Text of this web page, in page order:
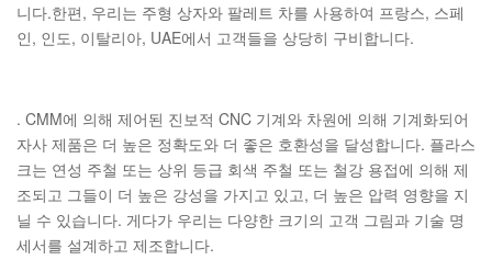
니다.한편, 우리는 주형 상자와 팔레트 차를 사용하여 프랑스, 스페
인, 인도, 이탈리아, UAE에서 고객들을 상당히 구비합니다.
. CMM에 의해 제어된 진보적 CNC 기계와 차원에 의해 기계화되어
자사 제품은 더 높은 정확도와 더 좋은 호환성을 달성합니다. 플라스
크는 연성 주철 또는 상위 등급 회색 주철 또는 철강 용접에 의해 제
조되고 그들이 더 높은 강성을 가지고 있고, 더 높은 압력 영향을 지
닐 수 있습니다. 게다가 우리는 다양한 크기의 고객 그림과 기술 명
세서를 설계하고 제조합니다.